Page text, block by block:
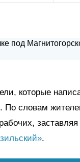
которые
По словам
.